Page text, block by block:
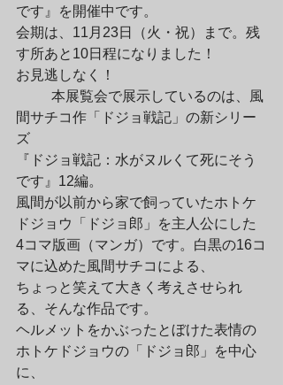
です』を開催中です。
会期は、11月23日（火・祝）まで。残
す所あと10日程になりました！
お見逃しなく！
間サチコ作「ドジョ戦記」の新シリー
ズ
『ドジョ戦記：水がヌルくて死にそう
です』12編。
風間が以前から家で飼っていたホトケ
ドジョウ「ドジョ郎」を主人公にした
4コマ版画（マンガ）です。白黒の16コ
マに込めた風間サチコによる、
ちょっと笑えて大きく考えさせられ
る、そんな作品です。
ヘルメットをかぶったとぼけた表情の
ホトケドジョウの「ドジョ郎」を中心
に、